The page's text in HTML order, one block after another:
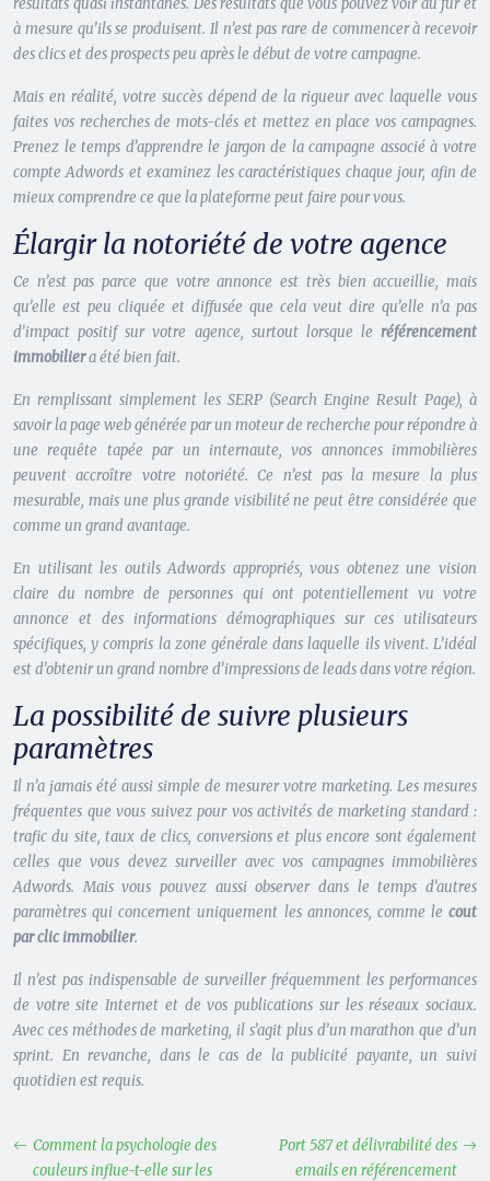
résultats quasi instantanés. Des résultats que vous pouvez voir au fur et
à mesure qu’ils se produisent. Il n’est pas rare de commencer à recevoir
des clics et des prospects peu après le début de votre campagne.
Mais en réalité, votre succès dépend de la rigueur avec laquelle vous
faites vos recherches de mots-clés et mettez en place vos campagnes.
Prenez le temps d’apprendre le jargon de la campagne associé à votre
compte Adwords et examinez les caractéristiques chaque jour, afin de
mieux comprendre ce que la plateforme peut faire pour vous.
Élargir la notoriété de votre agence
Ce n’est pas parce que votre annonce est très bien accueillie, mais
qu’elle est peu cliquée et diffusée que cela veut dire qu’elle n’a pas
d’impact positif sur votre agence, surtout lorsque le référencement
immobiliera été bien fait.
En remplissant simplement les SERP (Search Engine Result Page), à
savoir la page web générée par un moteur de recherche pour répondre à
une requête tapée par un internaute, vos annonces immobilières
peuvent accroître votre notoriété. Ce n’est pas la mesure la plus
mesurable, mais une plus grande visibilité ne peut être considérée que
comme un grand avantage.
En utilisant les outils Adwords appropriés, vous obtenez une vision
claire du nombre de personnes qui ont potentiellement vu votre
annonce et des informations démographiques sur ces utilisateurs
spécifiques, y compris la zone générale dans laquelle ils vivent. L’idéal
est d’obtenir un grand nombre d’impressions de leads dans votre région.
La possibilité de suivre plusieurs
paramètres
Il n’a jamais été aussi simple de mesurer votre marketing. Les mesures
fréquentes que vous suivez pour vos activités de marketing standard :
trafic du site, taux de clics, conversions et plus encore sont également
celles que vous devez surveiller avec vos campagnes immobilières
Adwords. Mais vous pouvez aussi observer dans le temps d’autres
paramètres qui concernent uniquement les annonces, comme le cout
par clic immobilier.
Il n’est pas indispensable de surveiller fréquemment les performances
de votre site Internet et de vos publications sur les réseaux sociaux.
Avec ces méthodes de marketing, il s’agit plus d’un marathon que d’un
sprint. En revanche, dans le cas de la publicité payante, un suivi
quotidien est requis.
Comment la psychologie des
couleurs influe-t-elle sur les
Port 587 et délivrabilité des
emails en référencement